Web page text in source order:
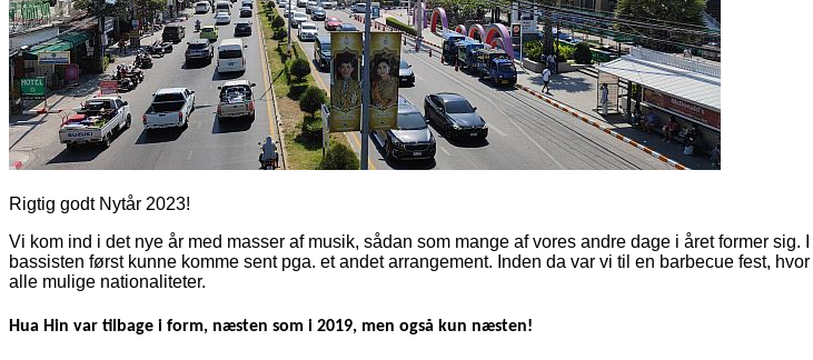
Rigtig godt Nytår 2023!
Vi kom ind i det nye år med masser af musik, sådan som mange af vores andre dage i året former
bassisten først kunne komme sent pga. et andet arrangement. Inden da var vi til en barbecue fest,
alle mulige nationaliteter.
Hua Hin var tilbage i form, næsten som i 2019, men også kun næsten!